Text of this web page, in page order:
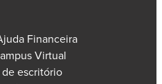
Financeira
Virtual
escritório